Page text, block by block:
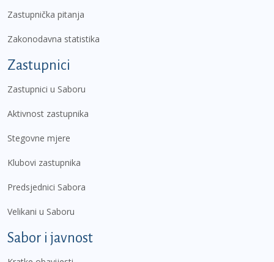
Zastupnička pitanja
Zakonodavna statistika
Zastupnici
Zastupnici u Saboru
Aktivnost zastupnika
Stegovne mjere
Klubovi zastupnika
Predsjednici Sabora
Velikani u Saboru
Sabor i javnost